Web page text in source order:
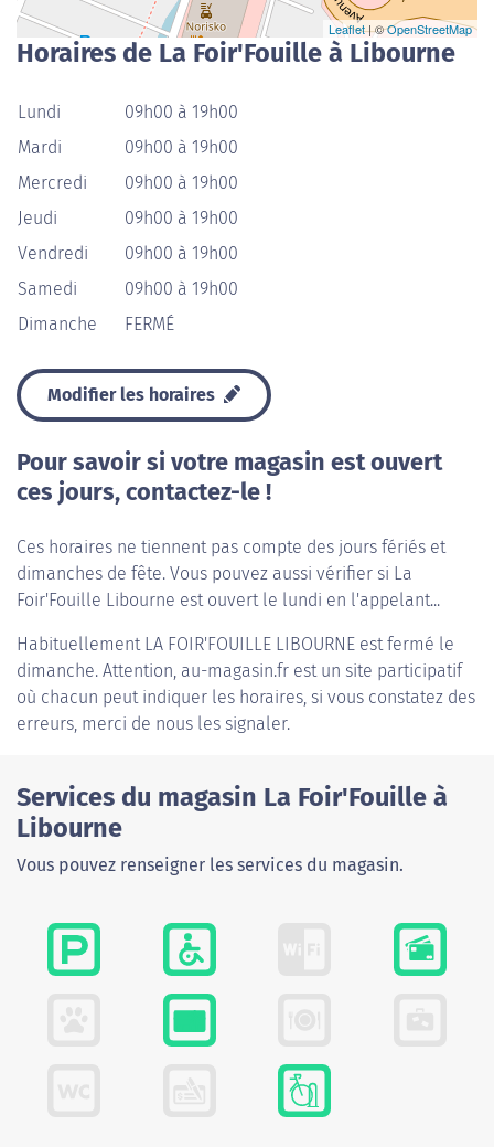
Leaflet| ©OpenStreetMap
Horaires de La Foir'Fouille à Libourne
Lundi
09h00 à 19h00
Mardi
09h00 à 19h00
Mercredi
09h00 à 19h00
Jeudi
09h00 à 19h00
Vendredi
09h00 à 19h00
Samedi
09h00 à 19h00
Dimanche
FERMÉ
Modifier les horaires
Pour savoir si votre magasin est ouvert
ces jours, contactez-le !
Ces horaires ne tiennent pas compte des jours fériés et
dimanches de fête. Vous pouvez aussi vérifier si La
Foir'Fouille Libourne est ouvert le lundi en l'appelant...
Habituellement LA FOIR'FOUILLE LIBOURNE est fermé le
dimanche. Attention, au-magasin.fr est un site participatif
où chacun peut indiquer les horaires, si vous constatez des
erreurs, merci de nous les signaler.
Services du magasin La Foir'Fouille à
Libourne
Vous pouvez renseigner les services du magasin.